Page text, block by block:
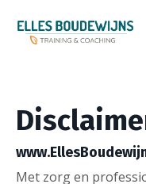
Met zorg en